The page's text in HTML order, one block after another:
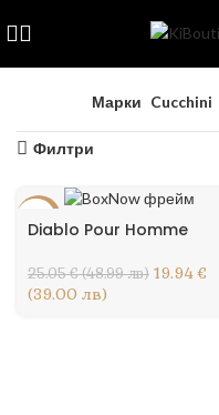
Марки Cucchini
Филтри
Diablo Pour Homme
25.05 € (48.99 лв) 19.94 €
(39.00 лв)